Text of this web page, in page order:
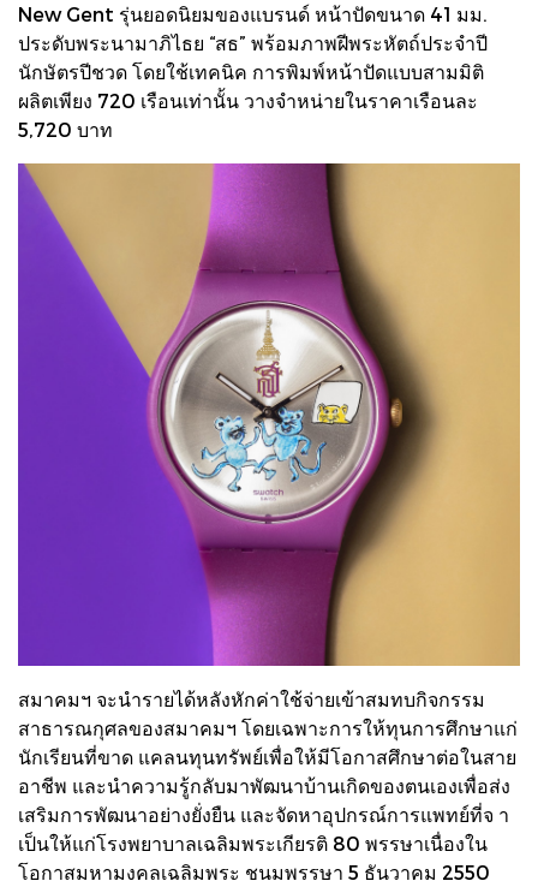
New Gent รุ่นยอดนิยมของแบรนด์ หน้าปัดขนาด 41 มม.
ประดับพระนามาภิไธย “สธ” พร้อมภาพฝีพระหัตถ์ประจำปี
นักษัตรปีชวด โดยใช้เทคนิค การพิมพ์หน้าปัดแบบสามมิติ
ผลิตเพียง 720 เรือนเท่านั้น วางจำหน่ายในราคาเรือนละ
5,720 บาท
สมาคมฯ จะนำรายได้หลังหักค่าใช้จ่ายเข้าสมทบกิจกรรม
สาธารณกุศลของสมาคมฯ โดยเฉพาะการให้ทุนการศึกษาแก่
นักเรียนที่ขาด แคลนทุนทรัพย์เพื่อให้มีโอกาสศึกษาต่อในสาย
อาชีพ และนำความรู้กลับมาพัฒนาบ้านเกิดของตนเองเพื่อส่ง
เสริมการพัฒนาอย่างยั่งยืน และจัดหาอุปกรณ์การแพทย์ที่จ า
เป็นให้แก่โรงพยาบาลเฉลิมพระเกียรติ 80 พรรษาเนื่องใน
โอกาสมหามงคลเฉลิมพระ ชนมพรรษา 5 ธันวาคม 2550